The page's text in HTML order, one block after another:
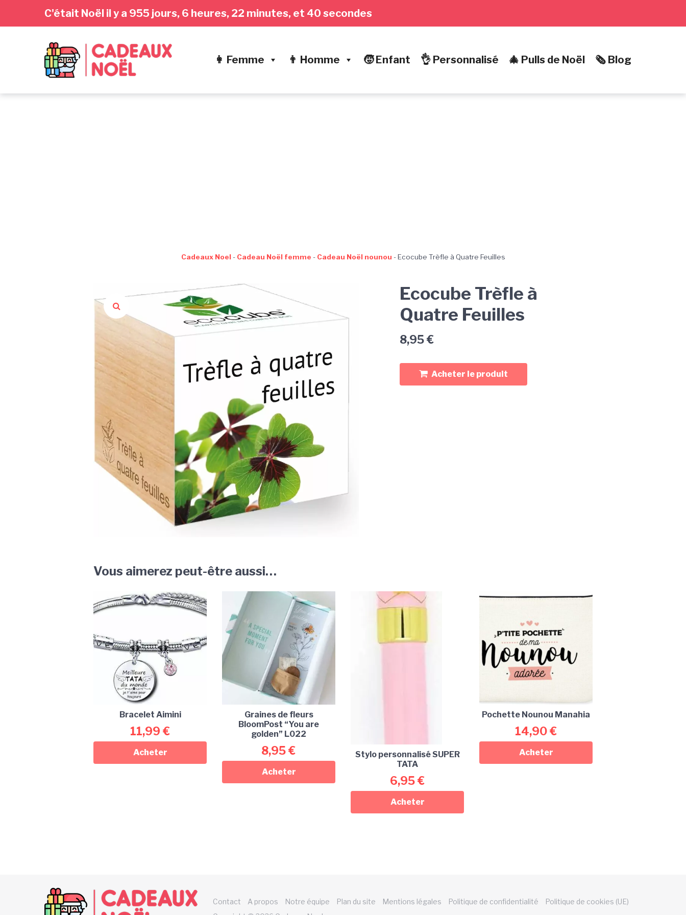
navigation
C'était Noël il y a 955 jours, 6 heures, 22 minutes, et 41 secondes
👩 Femme 👨 Homme 🧒 Enfant 👌 Personnalisé 🎄 Pulls de Noël 🗞️ Blog
Cadeaux Noel - Cadeau Noël femme - Cadeau Noël nounou -Ecocube Trèfle à Quatre Feuilles
Ecocube Trèfle à
Quatre Feuilles
8,95€
Acheter le produit
Vous aimerez peut-être aussi…
Bracelet Aimini
11,99 €
Acheter
Graines de fleurs
BloomPost “You are
golden” L022
8,95€
Acheter
Stylo personnalisé SUPER
TATA
6,95€
Acheter
Pochette Nounou Manahia
14,90€
Acheter
Contact A propos Notre équipe Plan du site Mentions légales Politique de confidentialité
Politique de cookies (UE)